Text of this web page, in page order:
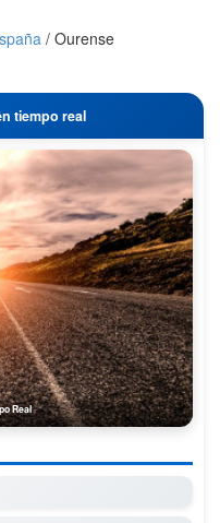
/ Ourense
tiempo real
Real